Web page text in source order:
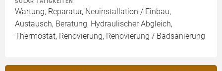
Wartung, Reparatur, Neuinstallation / Einbau,
Austausch, Beratung, Hydraulischer Abgleich,
Thermostat, Renovierung, Renovierung / Badsanierung